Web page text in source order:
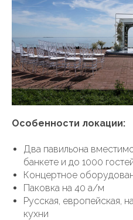
Особенности локации:
Два павильона
банкете и до 1000
Концертное
Паковка на 40 а/м
Русская, европейская,
кухни